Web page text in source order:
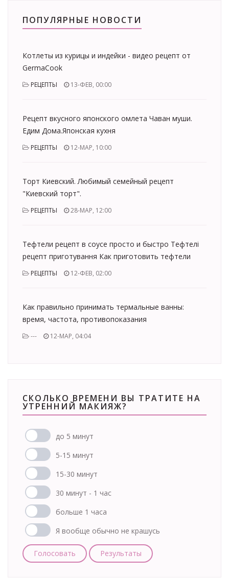
ПОПУЛЯРНЫЕ НОВОСТИ
Котлеты из курицы и индейки - видео рецепт от
GermaCook
РЕЦЕПТЫ 13-ФЕВ, 00:00
Рецепт вкусного японского омлета Чаван муши.
Едим Дома.Японская кухня
РЕЦЕПТЫ 12-МАР, 10:00
Торт Киевский. Любимый семейный рецепт
"Киевский торт".
РЕЦЕПТЫ 28-МАР, 12:00
Тефтели рецепт в соусе просто и быстро Тефтелі
рецепт приготування Как приготовить тефтели
РЕЦЕПТЫ 12-ФЕВ, 02:00
Как правильно принимать термальные ванны:
время, частота, противопоказания
--- 12-МАР, 04:04
СКОЛЬКО ВРЕМЕНИ ВЫ ТРАТИТЕ НА
УТРЕННИЙ МАКИЯЖ?
до 5 минут
5-15 минут
15-30 минут
30 минут - 1 час
больше 1 часа
Я вообще обычно не крашусь
Голосовать Результаты